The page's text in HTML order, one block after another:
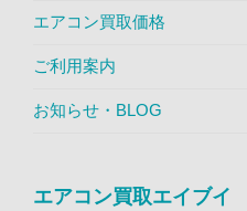
エアコン買取価格
ご利用案内
お知らせ・BLOG
エアコン買取エイブイ